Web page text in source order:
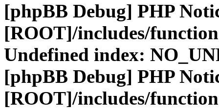
[phpBB Debug] PHP
[ROOT]/includes/
Undefined index:
[phpBB Debug] PHP
[ROOT]/includes/